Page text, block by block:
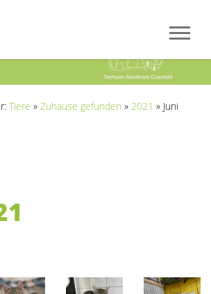
Tiere » Zuhause gefunden » 2021 » Juni